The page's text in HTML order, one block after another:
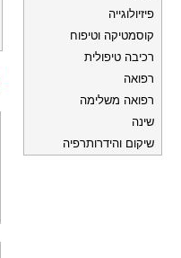
פיזיולוגייה
קוסמטיקה וטיפוח
רכיבה טיפולית
רפואה
רפואה משלימה
שינה
שיקום והידרותרפיה